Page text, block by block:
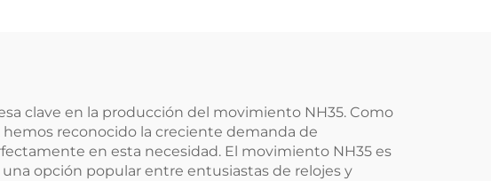
clave en la producción del movimiento NH35. Como
reconocido la creciente demanda de
en esta necesidad. El movimiento NH35 es
opción popular entre entusiastas de relojes y